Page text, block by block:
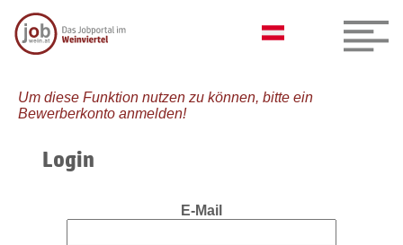
Um diese Funktion nutzen zu können, bitte ein
Bewerberkonto anmelden!
Login
E-Mail